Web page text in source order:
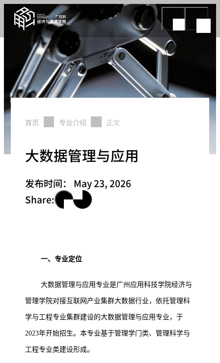
首页 专业介绍 正文
大数据管理与应用
发布时间：
May 23, 2026
Share:
一、专业定位
大数据管理与应用专业是广州应用科技学院经济与
管理学院对接互联网产业集群大数据行业，依托管理科
学与工程专业集群建设的大数据管理与应用专业，于
2023年开始招生。本专业基于管理学门类、管理科学与
工程专业类建设形成。